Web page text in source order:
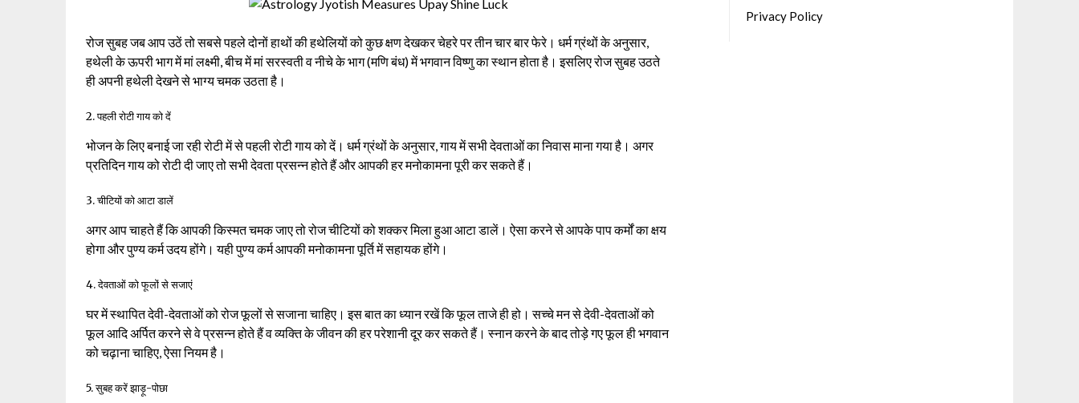
रोज सुबह जब आप उठें तो सबसे पहले दोनों हाथों की हथेलियों को कुछ क्षण देखकर चेहरे पर तीन चार बार फेरे। धर्म ग्रंथों के अनुसार,
हथेली के ऊपरी भाग में मां लक्ष्मी, बीच में मां सरस्वती व नीचे के भाग (मणि बंध) में भगवान विष्णु का स्थान होता है। इसलिए रोज सुबह उठते
ही अपनी हथेली देखने से भाग्य चमक उठता है।
2. पहली रोटी गाय को दें
भोजन के लिए बनाई जा रही रोटी में से पहली रोटी गाय को दें। धर्म ग्रंथों के अनुसार, गाय में सभी देवताओं का निवास माना गया है। अगर
प्रतिदिन गाय को रोटी दी जाए तो सभी देवता प्रसन्न होते हैं और आपकी हर मनोकामना पूरी कर सकते हैं।
3. चीटियों को आटा डालें
अगर आप चाहते हैं कि आपकी किस्मत चमक जाए तो रोज चीटियों को शक्कर मिला हुआ आटा डालें। ऐसा करने से आपके पाप कर्मों का क्षय
होगा और पुण्य कर्म उदय होंगे। यही पुण्य कर्म आपकी मनोकामना पूर्ति में सहायक होंगे।
4. देवताओं को फूलों से सजाएं
घर में स्थापित देवी-देवताओं को रोज फूलों से सजाना चाहिए। इस बात का ध्यान रखें कि फूल ताजे ही हो। सच्चे मन से देवी-देवताओं को
फूल आदि अर्पित करने से वे प्रसन्न होते हैं व व्यक्ति के जीवन की हर परेशानी दूर कर सकते हैं। स्नान करने के बाद तोड़े गए फूल ही भगवान
को चढ़ाना चाहिए, ऐसा नियम है।
5. सुबह करें झाड़ू-पोछा
Privacy Policy